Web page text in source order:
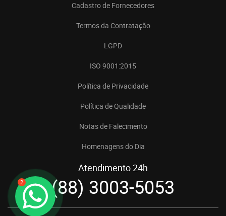
2
Cadastro de Fornecedores
Termos da Contratação
LGPD
ISO 9001:2015
Política de Privacidade
Política de Qualidade
Notas de Falecimento
Homenagens do Dia
Atendimento 24h
(88) 3003-5053